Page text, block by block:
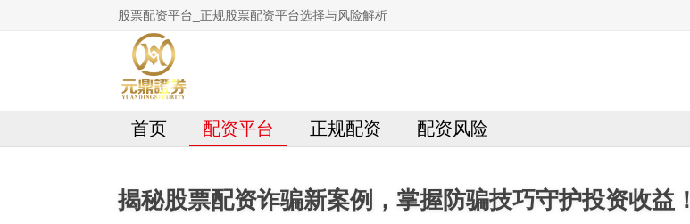
股票配资平台_正规股票配资平台选择与风险解析
首页 配资平台 正规配资 配资风险
揭秘股票配资诈骗新案例，掌握防骗技巧守护投资收益！